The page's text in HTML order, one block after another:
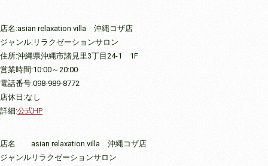
店名:asian relaxation villa 沖縄コザ店
ジャンル:リラクゼーションサロン
住所:沖縄県沖縄市諸見里3丁目24-1 1F
営業時間:10:00～20:00
電話番号:098-989-8772
店休日:なし
詳細:公式HP
店名
asian relaxation villa 沖縄コザ店
ジャンル リラクゼーションサロン